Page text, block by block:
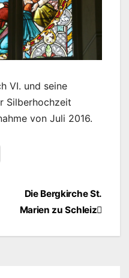
VI. und seine
Silberhochzeit
von Juli 2016.
Die Bergkirche St.
Marien zu Schleiz